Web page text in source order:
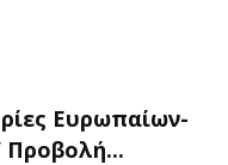
Ευρωπαίων-
Προβολή...